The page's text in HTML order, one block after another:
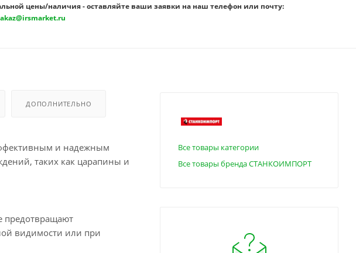
цены/наличия - оставляйте ваши заявки на наш телефон или почту:
ДОПОЛНИТЕЛЬНО
и надежным
таких как царапины и
предотвращают
видимости или при
Все товары категории
Все товары бренда СТАНКОИМПОРТ